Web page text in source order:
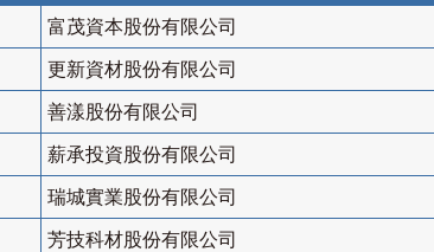
富茂資本股份有限公司
更新資材股份有限公司
善漾股份有限公司
薪承投資股份有限公司
瑞城實業股份有限公司
芳技科材股份有限公司